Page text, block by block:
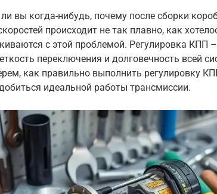
вы когда-нибудь, почему после сборки
происходит не так плавно, как
с этой проблемой. Регулировка КПП
переключения и долговечность всей
как правильно выполнить регулировку
идеальной работы трансмиссии.